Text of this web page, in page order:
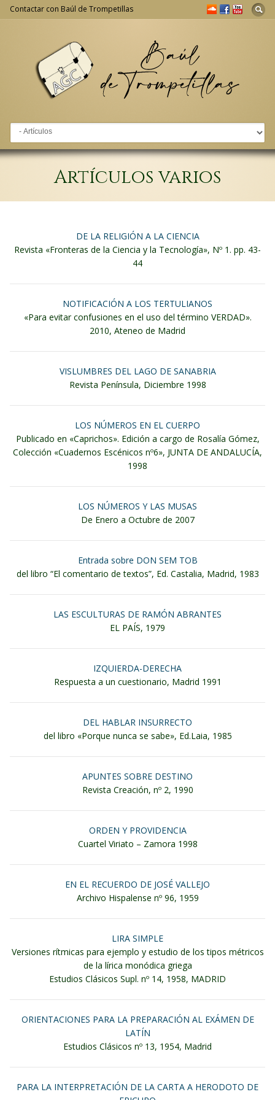
Go to:
Contactar con Baúl de Trompetillas
Artículos varios
DE LA RELIGIÓN A LA CIENCIA
Revista «Fronteras de la Ciencia y la Tecnología», Nº 1. pp. 43-
44
NOTIFICACIÓN A LOS TERTULIANOS
«Para evitar confusiones en el uso del término VERDAD».
2010, Ateneo de Madrid
VISLUMBRES DEL LAGO DE SANABRIA
Revista Península, Diciembre 1998
LOS NÚMEROS EN EL CUERPO
Publicado en «Caprichos». Edición a cargo de Rosalía Gómez,
Colección «Cuadernos Escénicos nº6», JUNTA DE ANDALUCÍA,
1998
LOS NÚMEROS Y LAS MUSAS
De Enero a Octubre de 2007
Entrada sobre DON SEM TOB
del libro “El comentario de textos”, Ed. Castalia, Madrid, 1983
LAS ESCULTURAS DE RAMÓN ABRANTES
EL PAÍS, 1979
IZQUIERDA-DERECHA
Respuesta a un cuestionario, Madrid 1991
DEL HABLAR INSURRECTO
del libro «Porque nunca se sabe», Ed.Laia, 1985
APUNTES SOBRE DESTINO
Revista Creación, nº 2, 1990
ORDEN Y PROVIDENCIA
Cuartel Viriato – Zamora 1998
EN EL RECUERDO DE JOSÉ VALLEJO
Archivo Hispalense nº 96, 1959
LIRA SIMPLE
Versiones rítmicas para ejemplo y estudio de los tipos métricos
de la lírica monódica griega
Estudios Clásicos Supl. nº 14, 1958, MADRID
ORIENTACIONES PARA LA PREPARACIÓN AL EXÁMEN DE
LATÍN
Estudios Clásicos nº 13, 1954, Madrid
PARA LA INTERPRETACIÓN DE LA CARTA A HERODOTO DE